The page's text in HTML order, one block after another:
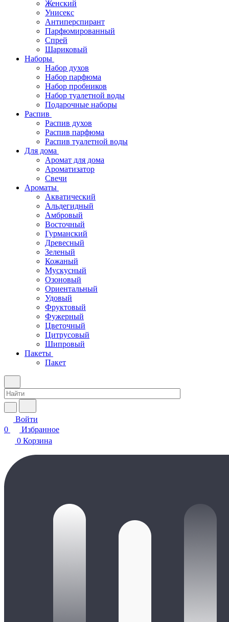
Женский
Унисекс
Антиперспирант
Парфюмированный
Спрей
Шариковый
Наборы
Набор духов
Набор парфюма
Набор пробников
Набор туалетной воды
Подарочные наборы
Распив
Распив духов
Распив парфюма
Распив туалетной воды
Для дома
Аромат для дома
Ароматизатор
Свечи
Ароматы
Акватический
Альдегидный
Амбровый
Восточный
Гурманский
Древесный
Зеленый
Кожаный
Мускусный
Озоновый
Ориентальный
Удовый
Фруктовый
Фужерный
Цветочный
Цитрусовый
Шипровый
Пакеты
Пакет
Войти
0
Избранное
0 Корзина